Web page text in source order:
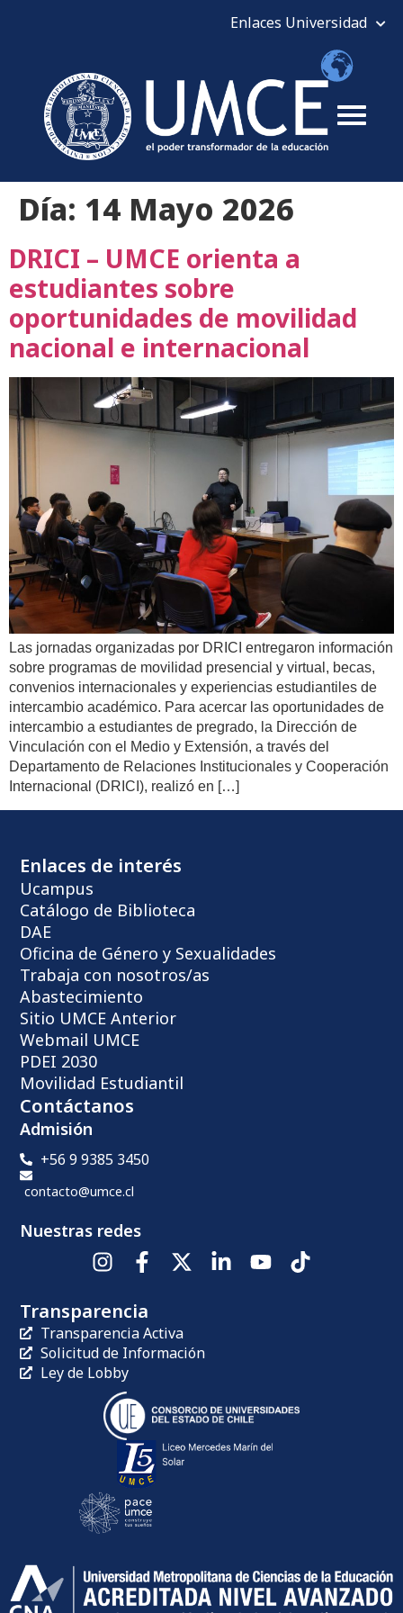
Día: 14 Mayo 2026
DRICI – UMCE orienta a
estudiantes sobre
oportunidades de movilidad
nacional e internacional
Las jornadas organizadas por DRICI entregaron información
sobre programas de movilidad presencial y virtual, becas,
convenios internacionales y experiencias estudiantiles de
intercambio académico. Para acercar las oportunidades de
intercambio a estudiantes de pregrado, la Dirección de
Vinculación con el Medio y Extensión, a través del
Departamento de Relaciones Institucionales y Cooperación
Internacional (DRICI), realizó en […]
Enlaces de interés
Ucampus
Catálogo de Biblioteca
DAE
Oficina de Género y Sexualidades
Trabaja con nosotros/as
Abastecimiento
Sitio UMCE Anterior
Webmail UMCE
PDEI 2030
Movilidad Estudiantil
Contáctanos
Admisión
+56 9 9385 3450
contacto@umce.cl
Nuestras redes
Transparencia
Transparencia Activa
Solicitud de Información
Ley de Lobby